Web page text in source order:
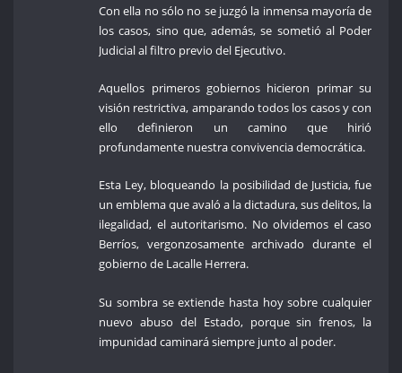
Con ella no sólo no se juzgó la inmensa mayoría de
los casos, sino que, además, se sometió al Poder
Judicial al filtro previo del Ejecutivo.
Aquellos primeros gobiernos hicieron primar su
visión restrictiva, amparando todos los casos y con
ello definieron un camino que hirió
profundamente nuestra convivencia democrática.
Esta Ley, bloqueando la posibilidad de Justicia, fue
un emblema que avaló a la dictadura, sus delitos, la
ilegalidad, el autoritarismo. No olvidemos el caso
Berríos, vergonzosamente archivado durante el
gobierno de Lacalle Herrera.
Su sombra se extiende hasta hoy sobre cualquier
nuevo abuso del Estado, porque sin frenos, la
impunidad caminará siempre junto al poder.